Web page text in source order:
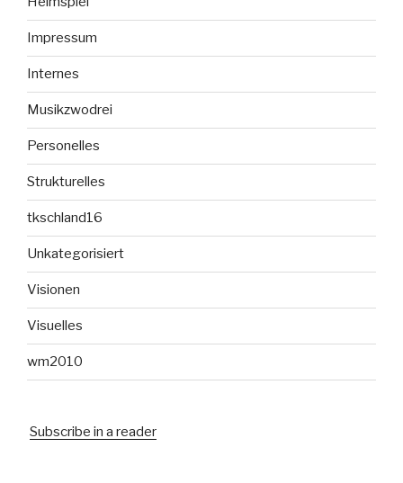
Impressum
Internes
Musikzwodrei
Personelles
Strukturelles
tkschland16
Unkategorisiert
Visionen
Visuelles
wm2010
Subscribe in a reader